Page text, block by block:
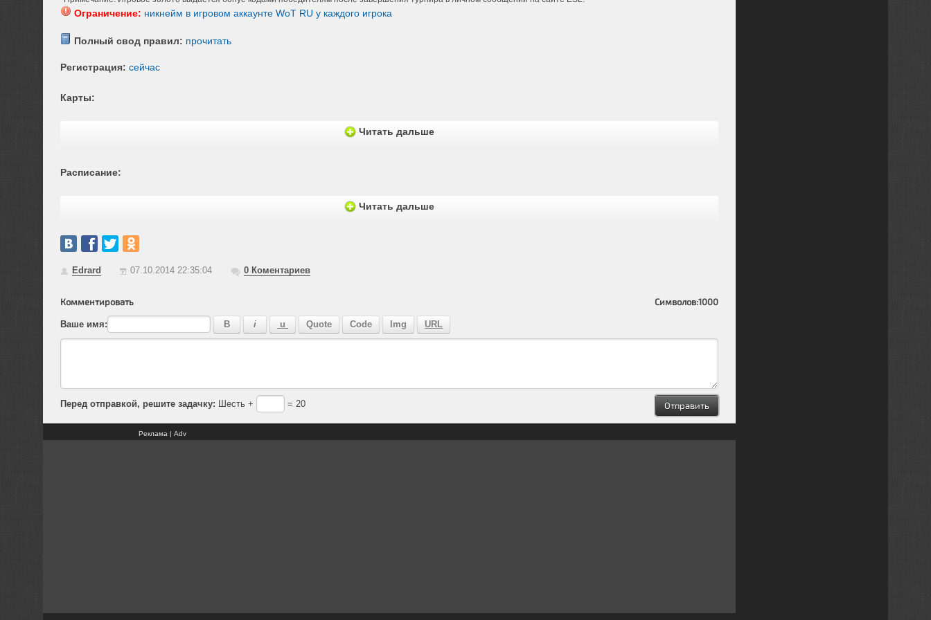
Ограничение: никнейм в игровом аккаунте WoT RU у каждого игрока
Полный свод правил: прочитать
Регистрация: сейчас
Карты:
Читать дальше
Расписание:
Читать дальше
Edrard 07.10.2014 22:35:04 0Коментариев
Комментировать Символов:1000
Ваше имя:
Перед отправкой, решите задачку: Шесть + = 20
Реклама | Adv